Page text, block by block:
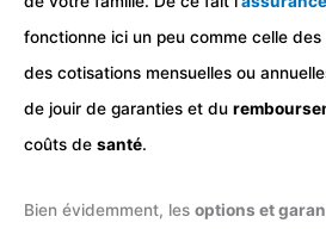
fonctionne ici un peu comme celle
des cotisations mensuelles ou
de jouir de garanties et du
coûts de santé.
Bien évidemment, les options et